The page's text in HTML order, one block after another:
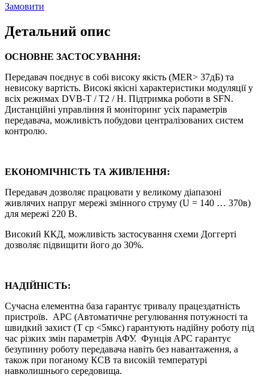
Замовити
Детальний опис
ОСНОВНЕ ЗАСТОСУВАННЯ:
Передавач поєднує в собі високу якість (MER> 37дБ) та
невисоку вартість. Високі якісні характеристики модуляції у
всіх режимах DVB-T / T2 / H. Підтримка роботи в SFN.
Дистанційні управління й моніторинг усіх параметрів
передавача, можливість побудови централізованих систем
контролю.
ЕКОНОМІЧНІСТЬ ТА ЖИВЛЕННЯ:
Передавач дозволяє працювати у великому діапазоні
живлячих напруг мережі змінного струму (U = 140 … 370в)
для мережі 220 В.
Високий ККД, можливість застосування схеми Доггерті
дозволяє підвищити його до 30%.
НАДІЙНІСТЬ:
Сучасна елементна база гарантує тривалу працездатність
пристроїв. АРС (Автоматичне регулювання потужності та
швидкий захист (T ср <5мкс) гарантують надійну роботу під
час різких змін параметрів АФУ. Фунція АРС гарантує
безупинну роботу передавача навіть без навантаження, а
також при поганому КСВ та високій температурі
навколишнього середовища.